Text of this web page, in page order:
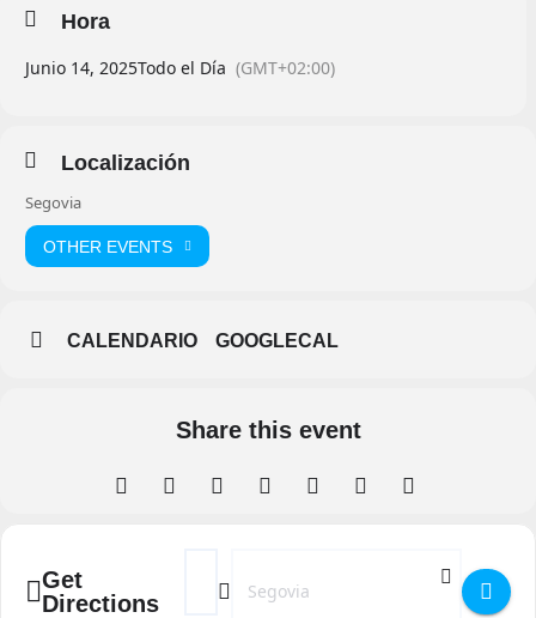
Hora
Junio 14, 2025Todo el Día (GMT+02:00)
Localización
Segovia
OTHER EVENTS
CALENDARIO GOOGLECAL
Share this event
Get
Directions
Address - Taller de acuarela botánica en
Destination Address - Taller de